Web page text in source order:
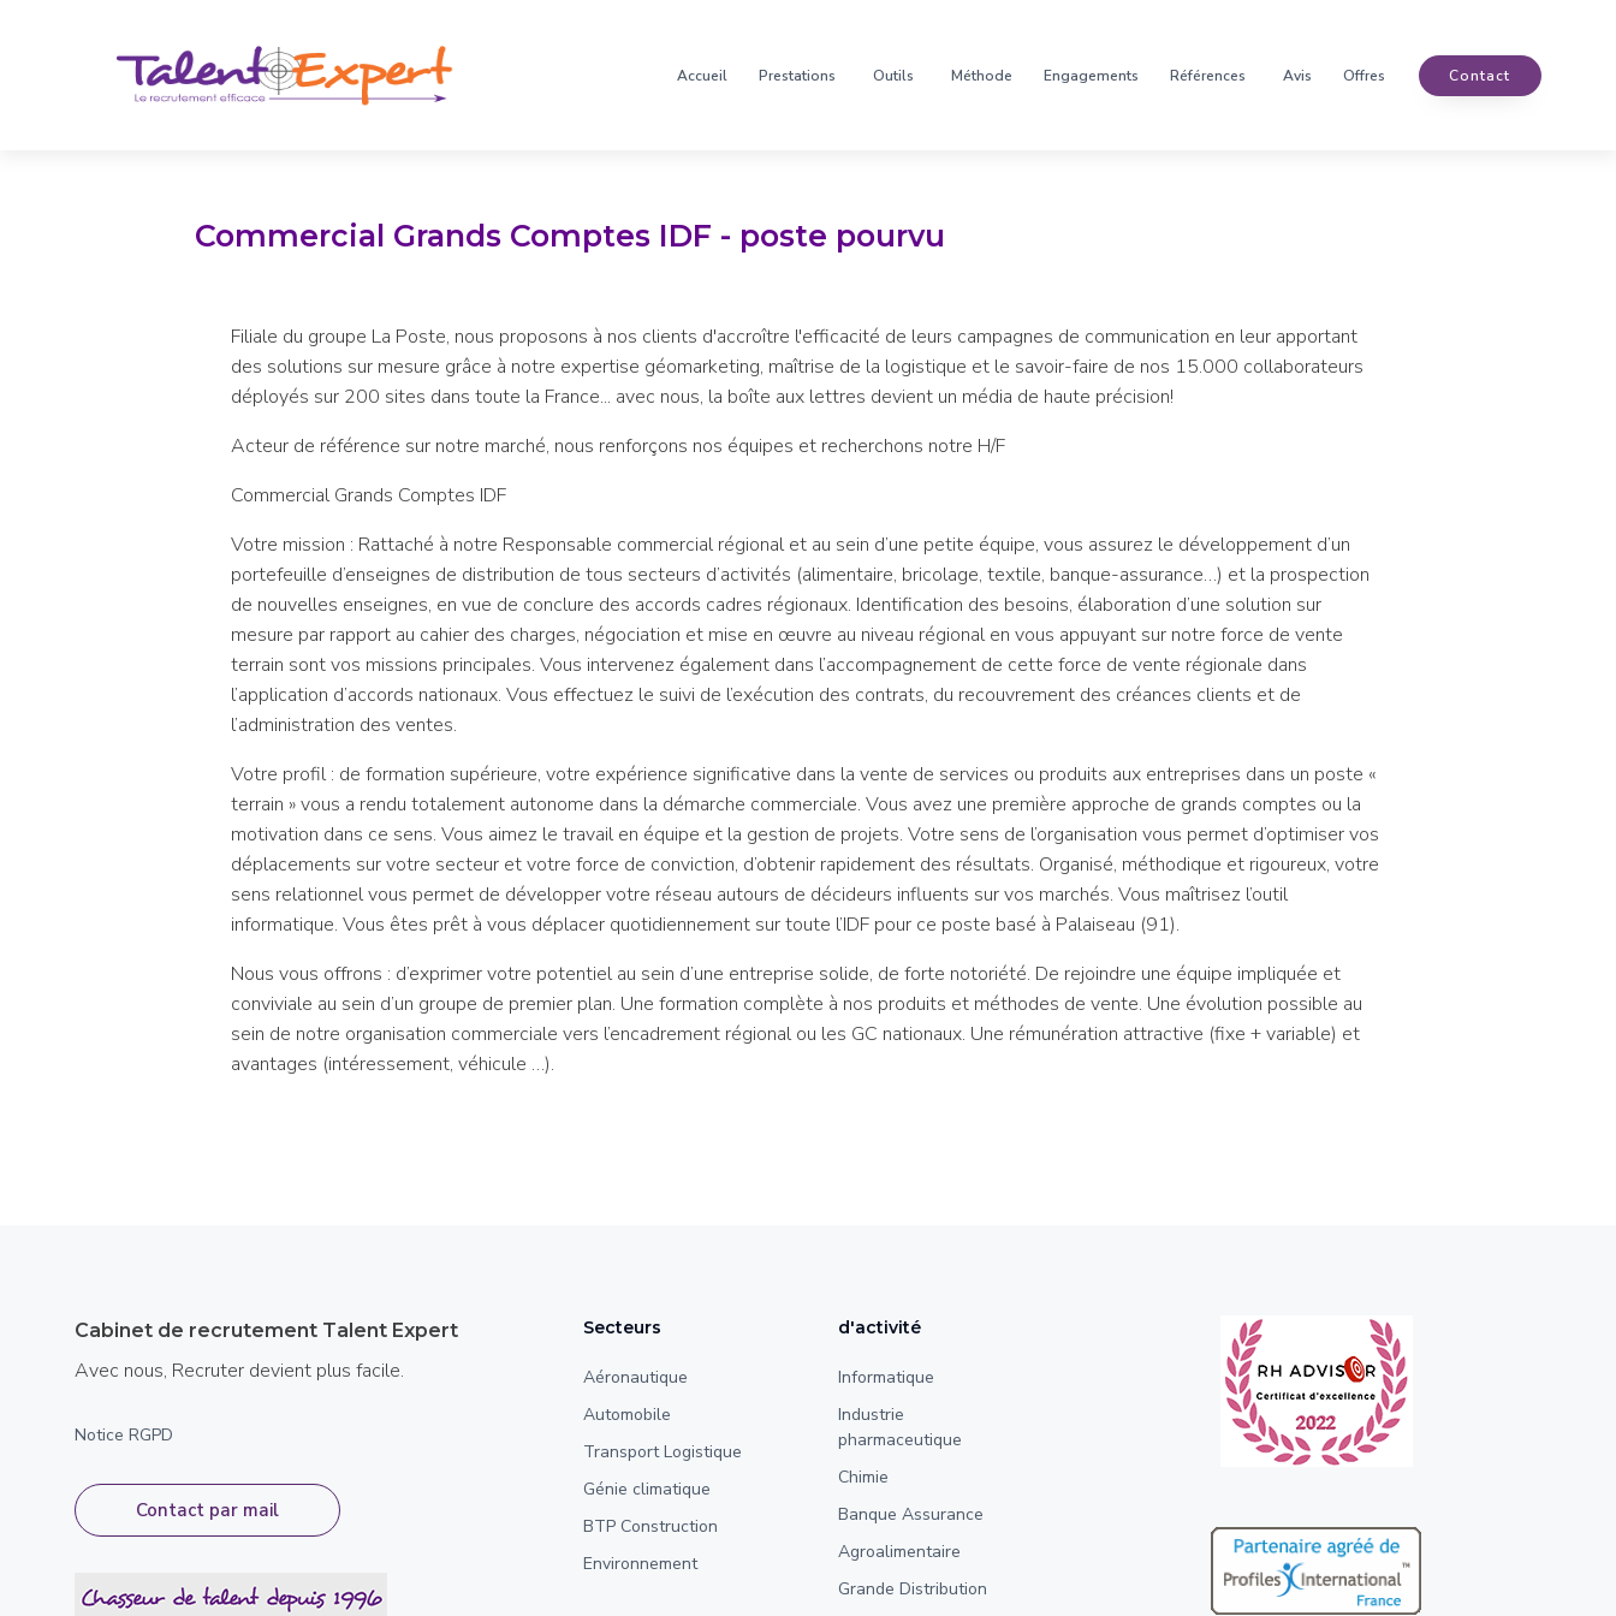
Accueil Prestations Outils Méthode Engagements Références Avis Offres Contact
Commercial Grands Comptes IDF - poste pourvu
Filiale du groupe La Poste, nous proposons à nos clients d'accroître l'efficacité de leurs campagnes de communication en leur apportant
des solutions sur mesure grâce à notre expertise géomarketing, maîtrise de la logistique et le savoir-faire de nos 15.000 collaborateurs
déployés sur 200 sites dans toute la France... avec nous, la boîte aux lettres devient un média de haute précision!
Acteur de référence sur notre marché, nous renforçons nos équipes et recherchons notre H/F
Commercial Grands Comptes IDF
Votre mission : Rattaché à notre Responsable commercial régional et au sein d’une petite équipe, vous assurez le développement d’un
portefeuille d’enseignes de distribution de tous secteurs d’activités (alimentaire, bricolage, textile, banque-assurance…) et la prospection
de nouvelles enseignes, en vue de conclure des accords cadres régionaux. Identification des besoins, élaboration d’une solution sur
mesure par rapport au cahier des charges, négociation et mise en œuvre au niveau régional en vous appuyant sur notre force de vente
terrain sont vos missions principales. Vous intervenez également dans l’accompagnement de cette force de vente régionale dans
l’application d’accords nationaux. Vous effectuez le suivi de l’exécution des contrats, du recouvrement des créances clients et de
l’administration des ventes.
Votre profil : de formation supérieure, votre expérience significative dans la vente de services ou produits aux entreprises dans un poste «
terrain » vous a rendu totalement autonome dans la démarche commerciale. Vous avez une première approche de grands comptes ou la
motivation dans ce sens. Vous aimez le travail en équipe et la gestion de projets. Votre sens de l’organisation vous permet d’optimiser vos
déplacements sur votre secteur et votre force de conviction, d’obtenir rapidement des résultats. Organisé, méthodique et rigoureux, votre
sens relationnel vous permet de développer votre réseau autours de décideurs influents sur vos marchés. Vous maîtrisez l’outil
informatique. Vous êtes prêt à vous déplacer quotidiennement sur toute l’IDF pour ce poste basé à Palaiseau (91).
Nous vous offrons : d’exprimer votre potentiel au sein d’une entreprise solide, de forte notoriété. De rejoindre une équipe impliquée et
conviviale au sein d’un groupe de premier plan. Une formation complète à nos produits et méthodes de vente. Une évolution possible au
sein de notre organisation commerciale vers l’encadrement régional ou les GC nationaux. Une rémunération attractive (fixe + variable) et
avantages (intéressement, véhicule …).
Cabinet de recrutement Talent Expert
Avec nous, Recruter devient plus facile.
Notice RGPD
Contact par mail
Secteurs
Aéronautique
Automobile
Transport Logistique
Génie climatique
BTP Construction
Environnement
d'activité
Informatique
Industrie
pharmaceutique
Chimie
Banque Assurance
Agroalimentaire
Grande Distribution